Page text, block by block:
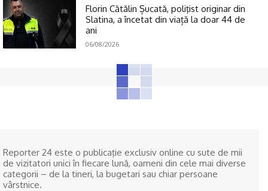
Florin Cătălin Șucată, poliţist originar din
Slatina, a încetat din viață la doar 44 de
ani
06/08/2026
Reporter 24 este o publicaţie exclusiv online cu sute de mii
de vizitatori unici în fiecare lună, oameni din cele mai diverse
categorii – de la tineri, la bugetari sau chiar persoane
vârstnice.